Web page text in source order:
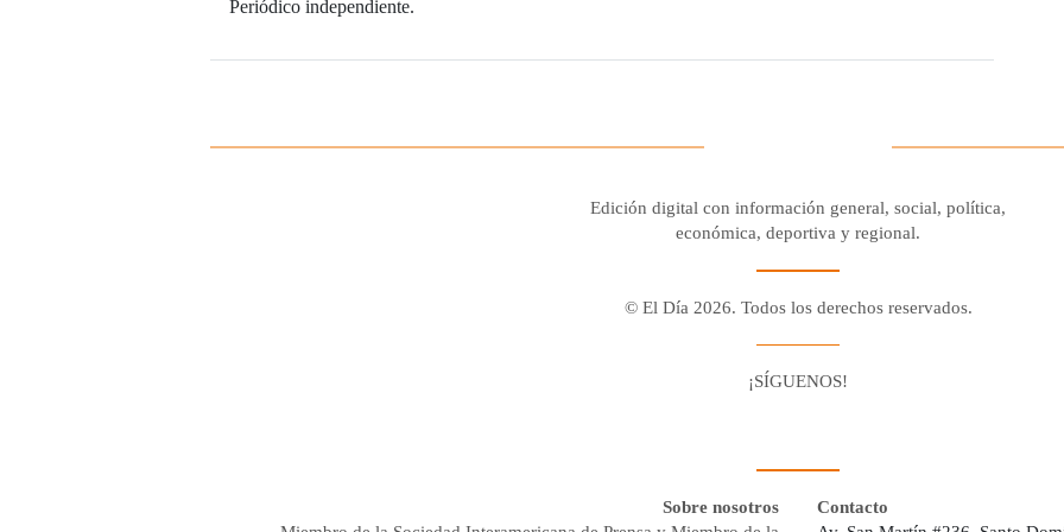
Periódico independiente.
Edición digital con información general, social, política,
económica, deportiva y regional.
© El Día 2026. Todos los derechos reservados.
¡SÍGUENOS!
Sobre nosotros
Contacto